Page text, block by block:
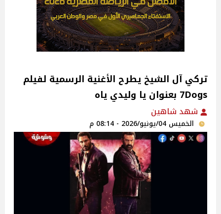
تركي آل الشيخ يطرح الأغنية الرسمية لفيلم
7Dogs بعنوان يا وليدي ياه
شهد شاهين
الخميس 04/يونيو/2026 - 08:14 م